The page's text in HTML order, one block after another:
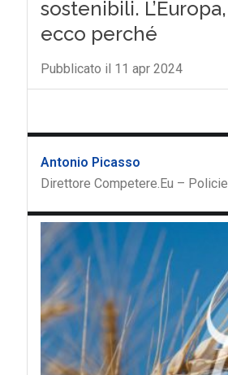
sostenibili.
ecco perché
Pubblicato il 11 apr 2024
Antonio Picasso
Direttore Competere.Eu –